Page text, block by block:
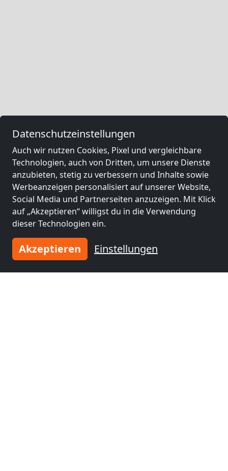
Datenschutzeinstellungen
Auch wir nutzen Cookies, Pixel und vergleichbare
Technologien, auch von Dritten, um unsere Dienste
anzubieten, stetig zu verbessern und Inhalte sowie
Werbeanzeigen personalisiert auf unserer Website,
Social Media und Partnerseiten anzuzeigen. Mit Klick
auf „Akzeptieren“ willigst du in die Verwendung
dieser Technologien ein.
Akzeptieren Einstellungen